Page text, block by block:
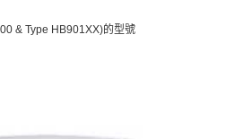
& Type HB901XX)的型號